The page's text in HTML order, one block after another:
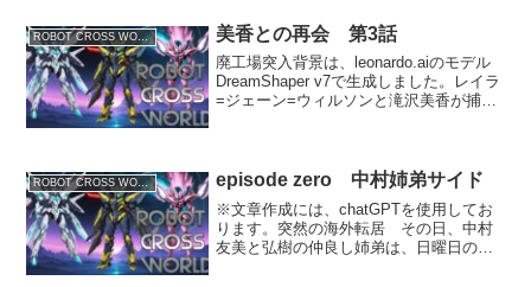
ROBOT CROSS WORLD 美香との再会 第3話
廃工場突入背景は、leonardo.aiのモデル
DreamShaper v7で生成しました。レイラ
=ジェーン=ウィルソンと滝沢美香が捕ま
ROBOT CROSS WORLD episode zero 中村姉弟サイド
※文章作成には、chatGPTを使用してお
ります。突然の海外転居 その日、中村
友美と弘樹の仲良し姉弟は、日曜日の夕